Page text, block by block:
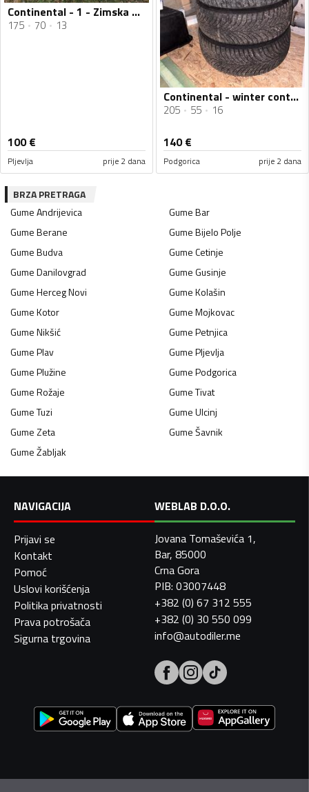
Continental - 1 - Zimska guma
175 70 13
100€
Pljevlja prije 2 dana
Continental - winter contact - Univerzalna guma
205 55 16
140€
Podgorica prije 2 dana
BRZA PRETRAGA
GumeAndrijevica GumeBar
GumeBerane GumeBijelo Polje
GumeBudva GumeCetinje
GumeDanilovgrad GumeGusinje
GumeHerceg Novi GumeKolašin
GumeKotor GumeMojkovac
GumeNikšić GumePetnjica
GumePlav GumePljevlja
GumePlužine GumePodgorica
GumeRožaje GumeTivat
GumeTuzi GumeUlcinj
GumeZeta GumeŠavnik
GumeŽabljak
NAVIGACIJA
Prijavi se
Kontakt
Pomoć
Uslovi korišćenja
Politika privatnosti
Prava potrošača
Sigurna trgovina
WEBLAB D.O.O.
Jovana Tomaševića 1,
Bar, 85000
Crna Gora
PIB: 03007448
+382 (0) 67 312 555
+382 (0) 30 550 099
info@autodiler.me